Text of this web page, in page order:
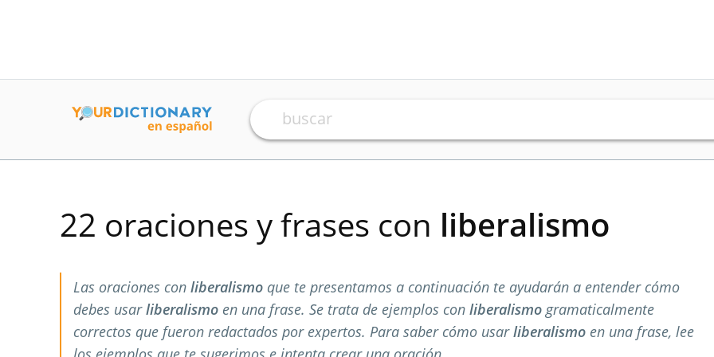
22 oraciones y frases con liberalismo
Las oraciones con liberalismo que te presentamos a continuación te ayudarán a entender cómo
debes usarliberalismo en una frase. Se trata de ejemplos con liberalismogramaticalmente
correctos que fueron redactados por expertos. Para saber cómo usarliberalismo en una frase, lee